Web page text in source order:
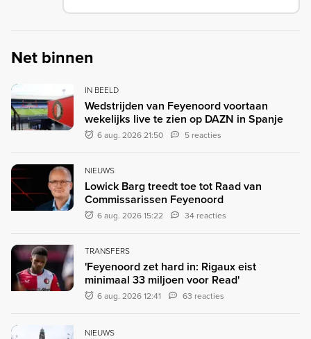
Net binnen
IN BEELD
Wedstrijden van Feyenoord voortaan
wekelijks live te zien op DAZN in Spanje
6 aug. 2026 21:50 5 reacties
NIEUWS
Lowick Barg treedt toe tot Raad van
Commissarissen Feyenoord
6 aug. 2026 15:22 34 reacties
TRANSFERS
'Feyenoord zet hard in: Rigaux eist
minimaal 33 miljoen voor Read'
6 aug. 2026 12:41 63 reacties
NIEUWS